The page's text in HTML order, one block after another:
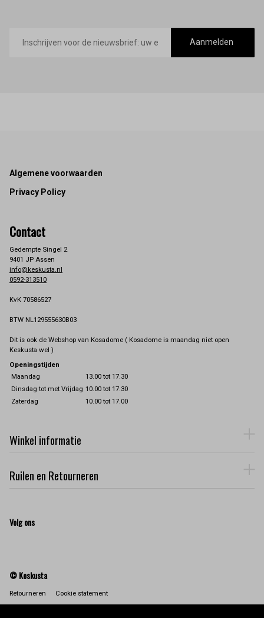
mailadres
Aanmelden
Footer
Algemene voorwaarden
Privacy Policy
Contact
Gedempte Singel 2
9401 JP Assen
info@keskusta.nl
0592-313510
KvK 70586527
BTW NL129555630B03
Dit is ook de Webshop van Kosadome ( Kosadome is maandag niet open
Keskusta wel )
Openingstijden
Maandag
13.00 tot 17.30
Dinsdag tot met Vrijdag 10.00 tot 17.30
Zaterdag
10.00 tot 17.00
Winkel informatie
Ruilen en Retourneren
Volg ons
© Keskusta
Retourneren Cookie statement